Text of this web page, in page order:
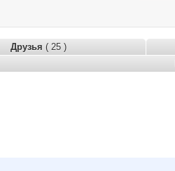
Друзья ( 25 )